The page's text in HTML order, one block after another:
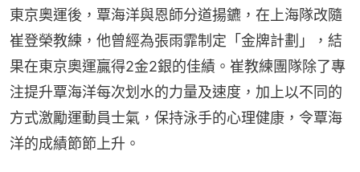
東京奧運後，覃海洋與恩師分道揚鑣，在上海隊改隨
崔登榮教練，他曾經為張雨霏制定「金牌計劃」，結
果在東京奧運贏得2金2銀的佳績。崔教練團隊除了專
注提升覃海洋每次划水的力量及速度，加上以不同的
方式激勵運動員士氣，保持泳手的心理健康，令覃海
洋的成績節節上升。